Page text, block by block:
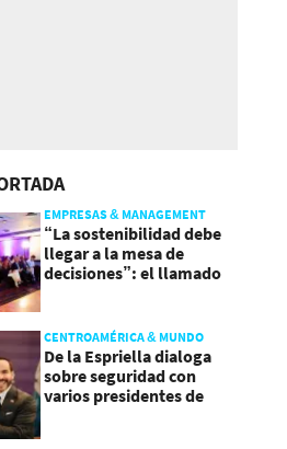
EMPRESAS & MANAGEMENT
“La sostenibilidad debe
llegar a la mesa de
decisiones”: el llamado
CENTROAMÉRICA & MUNDO
De la Espriella dialoga
sobre seguridad con
varios presidentes de